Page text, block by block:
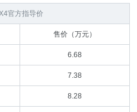
官方指导价
售价（万元）
6.68
7.38
8.28